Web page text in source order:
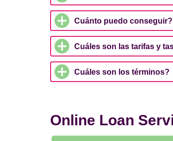
Cuánto puedo conseguir?
Cuáles son las tarifas y
Cuáles son los términos?
Online Loan